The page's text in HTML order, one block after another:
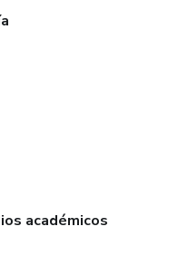
académicos